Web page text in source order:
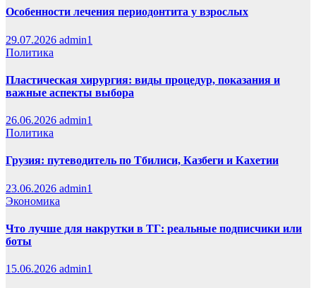
Особенности лечения периодонтита у взрослых
29.07.2026 admin1
Политика
Пластическая хирургия: виды процедур, показания и
важные аспекты выбора
26.06.2026 admin1
Политика
Грузия: путеводитель по Тбилиси, Казбеги и Кахетии
23.06.2026 admin1
Экономика
Что лучше для накрутки в ТГ: реальные подписчики или
боты
15.06.2026 admin1